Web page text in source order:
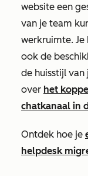
website een
van je team
werkruimte. Je
ook de
de huisstijl van
over het
chatkanaal in
Ontdek hoe je
helpdesk